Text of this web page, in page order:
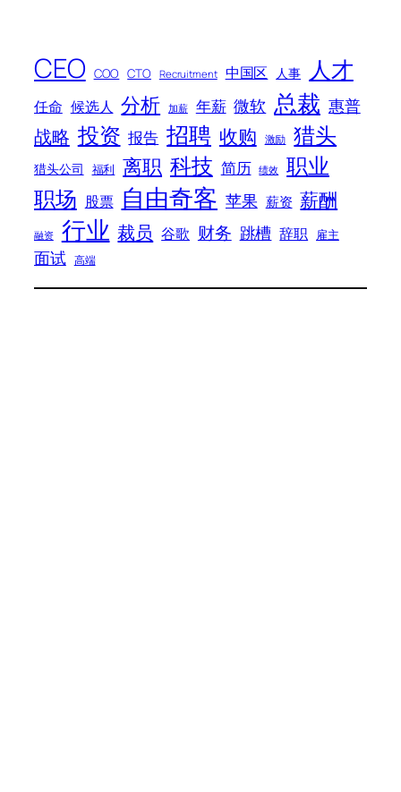
CEO COO CTO Recruitment 中国区 人事 人才
任命 候选人 分析 加薪 年薪 微软 总裁 惠普
战略 投资 报告 招聘 收购 激励 猎头
猎头公司 福利 离职 科技 简历 绩效 职业
职场 股票 自由奇客 苹果 薪资 薪酬
融资 行业 裁员 谷歌 财务 跳槽 辞职 雇主
面试 高端